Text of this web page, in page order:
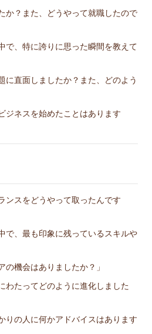
か？また、どうやって就職したので
で、特に誇りに思った瞬間を教えて
に直面しましたか？また、どのよう
ジネスを始めたことはあります
ンスをどうやって取ったんです
で、最も印象に残っているスキルや
の機会はありましたか？」
わたってどのように進化しました
りの人に何かアドバイスはあります